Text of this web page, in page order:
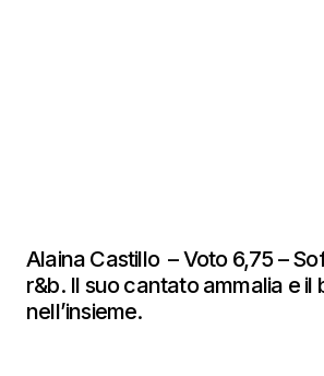
Alaina Castillo – Voto 6,75 –
r&b. Il suo cantato ammalia e il
nell’insieme.